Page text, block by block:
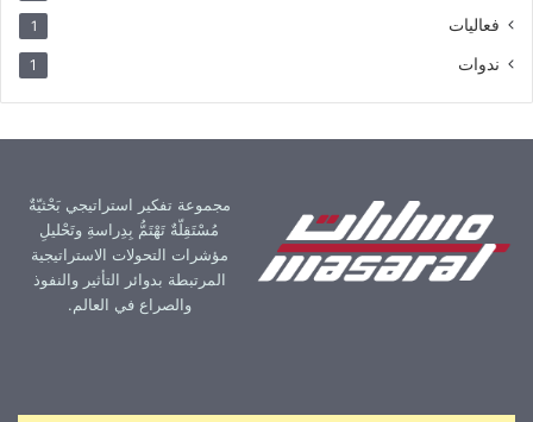
فعاليات 1
ندوات 1
مجموعة تفكير استراتيجي بَحْثيّةٌ
مُسْتَقِلّةٌ تَهْتَمُّ بِدِراسةِ وتَحْليلِ
مؤشرات التحولات الاستراتيجية
المرتبطة بدوائر التأثير والنفوذ
والصراع في العالم.